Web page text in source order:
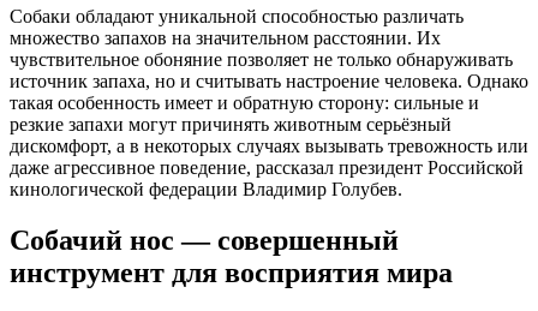
Собаки обладают уникальной способностью различать
множество запахов на значительном расстоянии. Их
чувствительное обоняние позволяет не только обнаруживать
источник запаха, но и считывать настроение человека. Однако
такая особенность имеет и обратную сторону: сильные и
резкие запахи могут причинять животным серьёзный
дискомфорт, а в некоторых случаях вызывать тревожность или
даже агрессивное поведение, рассказал президент Российской
кинологической федерации Владимир Голубев.
Собачий нос — совершенный
инструмент для восприятия мира